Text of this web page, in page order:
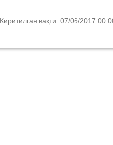
Киритилган вақти: 07/06/2017